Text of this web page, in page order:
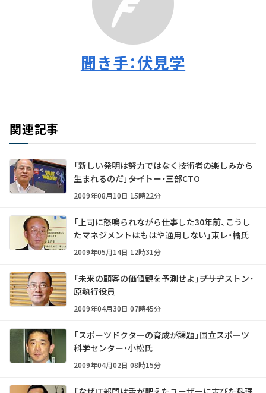
聞き手：伏見学
関連記事
「新しい発明は努力ではなく技術者の楽しみから
生まれるのだ」――タイトー・三部CTO
2009年08月10日 15時22分
「上司に怒鳴られながら仕事した30年前、こうし
たマネジメントはもはや通用しない」――東レ・橘氏
2009年05月14日 12時31分
「未来の顧客の価値観を予測せよ」――ブリヂストン・
原執行役員
2009年04月30日 07時45分
「スポーツドクターの育成が課題」――国立スポーツ
科学センター・小松氏
2009年04月02日 08時15分